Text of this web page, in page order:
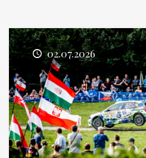
02.07.2026